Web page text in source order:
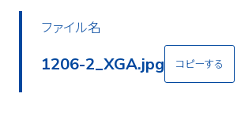
ファイル名
1206-2_XGA.jpg コピーする